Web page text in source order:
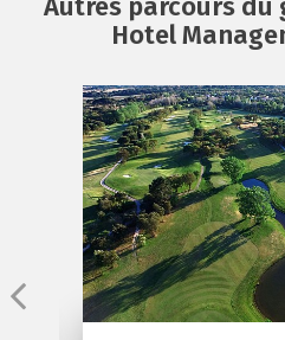
Autres parcours du
Hotel